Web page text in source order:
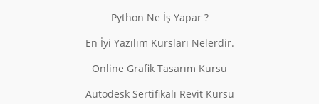
Python Ne İş Yapar ?
En İyi Yazılım Kursları Nelerdir.
Online Grafik Tasarım Kursu
Autodesk Sertifikalı Revit Kursu